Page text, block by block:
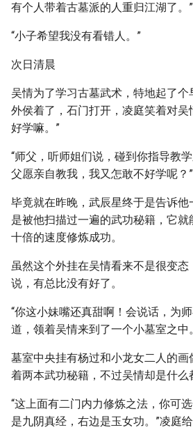
有个人带着古墓派的人重归江湖了。”
“小子希望我没有看错人。”
次日清晨
吴情为了学习古墓武术，特地起了
外侯着了，石门打开，凌庭笑着对吴
好学嘛。”
“师父，听师姐们说，碰到你指导教
父愿亲自教我，我又怎敢不好学呢？”
毕竟就在昨晚，武辰星终于是告诉
是被他扫描过一遍的武功秘籍，它就
十倍的速度修炼成功。
虽然这个外挂在吴情看来不是很变
说，有总比没有好了。
“你这小妹嘴还真甜啊！会说话，为
道，领着吴情来到了一个小墓室之中。
墓室中央挂有杨过和小龙女二人的
着两本武功秘籍，不过吴情却是什么
“这上面有二门内力修炼之法，你可
是九阴真经，右边是玉女功。”凌庭给